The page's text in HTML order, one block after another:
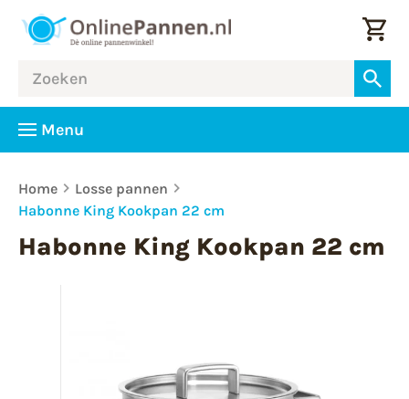
Menu
Home
Losse pannen
Habonne King Kookpan 22 cm
Habonne King Kookpan 22 cm